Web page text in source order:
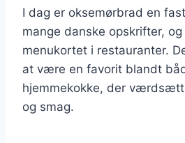
I dag er oksemørbrad en
mange danske opskrifter,
menukortet i restauranter.
at være en favorit blandt
hjemmekokke, der
og smag.